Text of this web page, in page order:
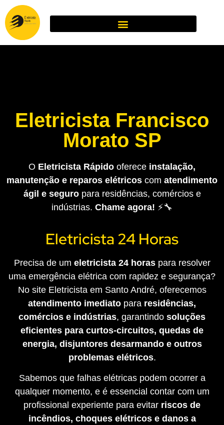
Eletricista Francisco
Morato SP
O Eletricista Rápido oferece instalação,
manutenção e reparos elétricos com atendimento
ágil e seguropara residências, comércios e
indústrias. Chame agora! ⚡🔧
Eletricista 24 Horas
Precisa de um eletricista 24 horaspara resolver
uma emergência elétrica com rapidez e segurança?
No site Eletricista em Santo André, oferecemos
atendimento imediato para residências,
comércios e indústrias, garantindo soluções
eficientes para curtos-circuitos, quedas de
energia, disjuntores desarmando e outros
problemas elétricos.
Sabemos que falhas elétricas podem ocorrer a
qualquer momento, e é essencial contar com um
profissional experiente para evitar riscos de
incêndios, choques elétricos e danos a